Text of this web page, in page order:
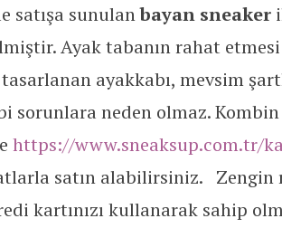
satışa sunulanbayan sneaker
Ayak tabanın rahat
ayakkabı, mevsim
sorunlara neden olmaz.
https://www.sneaksup.com.tr/
satın alabilirsiniz. Zengin
kartınızı kullanarak sahip